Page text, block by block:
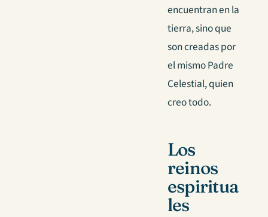
encuentran en la
tierra, sino que
son creadas por
el mismo Padre
Celestial, quien
creo todo.
Los
reinos
espiritua
les